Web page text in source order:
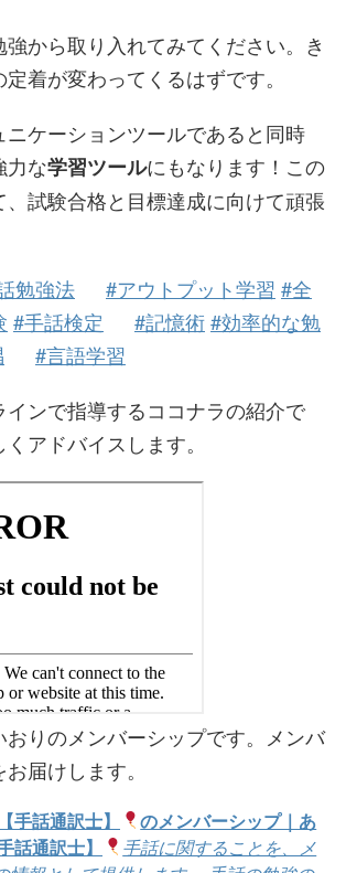
から取り入れてみてください。き
着が変わってくるはずです。
ケーションツールであると同時
力な学習ツールにもなります！この
試験合格と目標達成に向けて頑張
勉強法 #アウトプット学習 #全
#手話検定 #記憶術#効率的な勉
#言語学習
ンで指導するココナラの紹介で
アドバイスします。
りのメンバーシップです。メンバ
届けします。
手話通訳士】
のメンバーシップ｜あ
話通訳士】
手話に関することを、メ